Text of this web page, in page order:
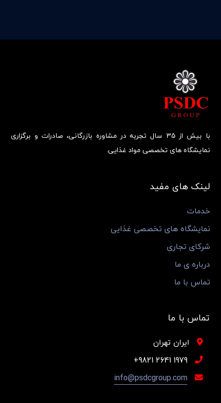
با بیش از 35 سال تجربه در مشاوره بازرگانی، صادرات و برگزاری
نمایشگاه های تخصصی مواد غذایی.
لینک های مفید
خدمات
نمایشگاه های تخصصی غذایی
شرکای تجاری
درباره ی ما
تماس با ما
تماس با ما
ایران تهران
1979 2641 9821+
info@psdcgroup.com